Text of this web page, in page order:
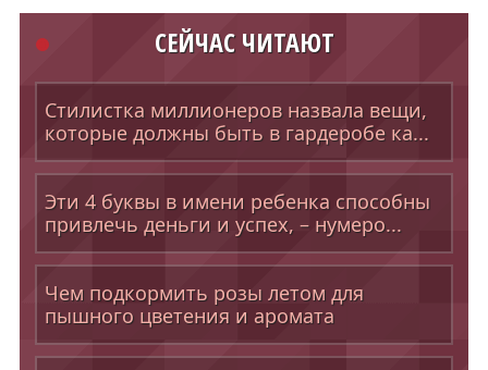
СЕЙЧАС ЧИТАЮТ
Стилистка миллионеров назвала вещи,
которые должны быть в гардеробе ка...
Эти 4 буквы в имени ребенка способны
привлечь деньги и успех, – нумеро...
Чем подкормить розы летом для
пышного цветения и аромата